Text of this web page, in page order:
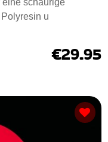
eine schaurige
u
€29.95